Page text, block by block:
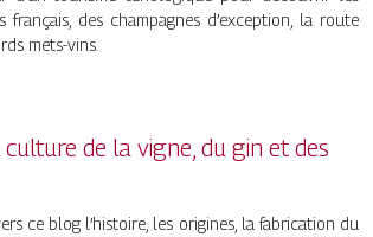
français, des champagnes d’exception, la route
mets-vins.
de la vigne, du gin et des
ce blog l’histoire, les origines, la fabrication du